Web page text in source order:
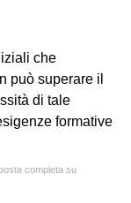
che
può superare il
di tale
formative
completa su